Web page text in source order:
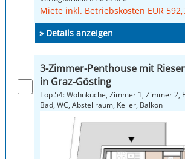
Miete inkl. Betriebskosten EUR
» Details anzeigen
3-Zimmer-Penthouse mit
in Graz-Gösting
Top 54: Wohnküche, Zimmer 1, Zimmer 2, Eingangsbereich,
Bad, WC, Abstellraum, Keller, Balkon